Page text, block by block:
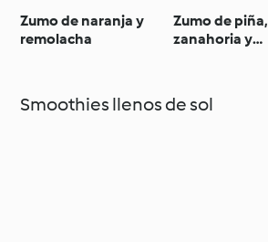
Zumo de naranja y
remolacha
Zumo de piña,
zanahoria y
Smoothies llenos de sol